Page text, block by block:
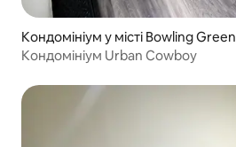
Кондомініум у місті Bowling Green
Кондомініум Urban Cowboy